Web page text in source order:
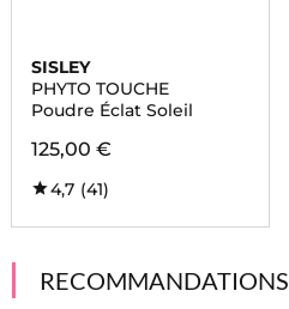
SISLEY
PHYTO TOUCHE
Poudre Éclat Soleil
125,00 €
4,7 (41)
RECOMMANDATIONS